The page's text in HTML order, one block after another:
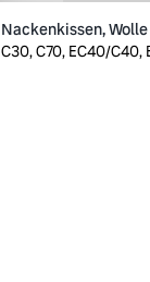
Nackenkissen,
C30, C70, EC40/C40,